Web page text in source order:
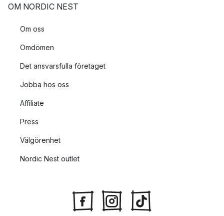
OM NORDIC NEST
Om oss
Omdömen
Det ansvarsfulla företaget
Jobba hos oss
Affiliate
Press
Välgörenhet
Nordic Nest outlet